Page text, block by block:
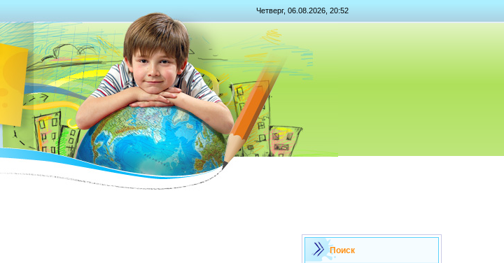
Четверг, 06.08.2026, 20:52
Поиск